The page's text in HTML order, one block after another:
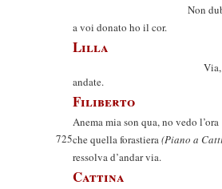
Non
a voi donato ho il cor.
Lilla
Via,
andate.
Filiberto
Anema mia son qua, no vedo l’ora
725che quella forastiera(Piano a
ressolva d’andar via.
Cattina